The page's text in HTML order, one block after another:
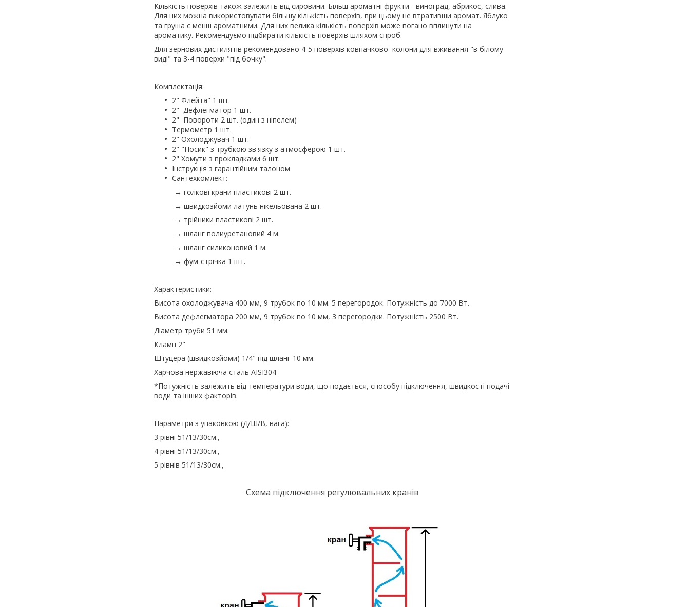
Кількість поверхів також залежить від сировини. Більш ароматні фрукти - виноград, абрикос, слива.
Для них можна використовувати більшу кількість поверхів, при цьому не втративши аромат. Яблуко
та груша є менш ароматними. Для них велика кількість поверхів може погано вплинути на
ароматику. Рекомендуємо підбирати кількість поверхів шляхом спроб.
Для зернових дистилятів рекомендовано 4-5 поверхів ковпачкової колони для вживання "в білому
виді" та 3-4 поверхи "під бочку".
Комплектація:
2" Флейта" 1 шт.
2" Дефлегматор 1 шт.
2" Повороти 2 шт. (один з ніпелем)
Термометр 1 шт.
2" Охолоджувач 1 шт.
2" "Носик" з трубкою зв'язку з атмосферою 1 шт.
2" Хомути з прокладками 6 шт.
Інструкція з гарантійним талоном
Сантехкомлект:
→ голкові крани пластикові 2 шт.
→ швидкозйоми латунь нікельована 2 шт.
→ трійники пластикові 2 шт.
→ шланг полиуретановий 4 м.
→ шланг силиконовий 1 м.
→ фум-стрічка 1 шт.
Характеристики:
Висота охолоджувача 400 мм, 9 трубок по 10 мм. 5 перегородок. Потужність до 7000 Вт.
Висота дефлегматора 200 мм, 9 трубок по 10 мм, 3 перегородки. Потужність 2500 Вт.
Діаметр труби 51 мм.
Кламп 2"
Штуцера (швидкозйоми) 1/4" під шланг 10 мм.
Харчова нержавіюча сталь AISI304
*Потужність залежить від температури води, що подається, способу підключення, швидкості подачі
води та інших факторів.
Параметри з упаковкою (Д/Ш/В, вага):
3 рівні 51/13/30см.,
4 рівні 51/13/30см.,
5 рівнів 51/13/30см.,
Схема підключення регулювальних кранів